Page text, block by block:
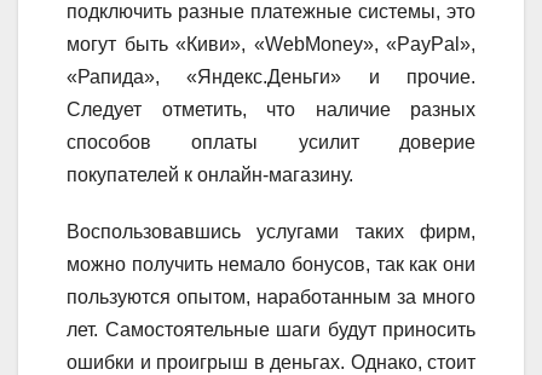
подключить разные платежные системы, это
могут быть «Киви», «WebMoney», «PayPal»,
«Рапида», «Яндекс.Деньги» и прочие.
Следует отметить, что наличие разных
способов оплаты усилит доверие
покупателей к онлайн-магазину.
Воспользовавшись услугами таких фирм,
можно получить немало бонусов, так как они
пользуются опытом, наработанным за много
лет. Самостоятельные шаги будут приносить
ошибки и проигрыш в деньгах. Однако, стоит